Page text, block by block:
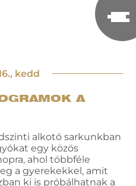
kedd
A
alkotó sarkunkban
egy közös
ahol többféle
a gyerekekkel, amit
ki is próbálhatnak a